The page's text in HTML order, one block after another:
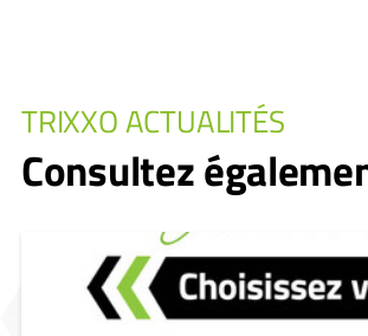
TRIXXO ACTUALITÉS
Consultez